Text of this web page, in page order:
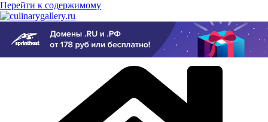
Перейти к содержимому